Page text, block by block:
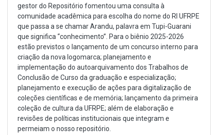
gestor do Repositório fomentou uma consulta à
comunidade acadêmica para escolha do nome do RI UFRPE
que passa a se chamar Arandu, palavra em Tupi-Guarani
que significa “conhecimento”. Para o biênio 2025-2026
estão previstos o lançamento de um concurso interno para
criação da nova logomarca; planejamento e
implementação do autoarquivamento dos Trabalhos de
Conclusão de Curso da graduação e especialização;
planejamento e execução de ações para digitalização de
coleções científicas e de memória; lançamento da primeira
coleção de cultura da UFRPE; além de elaboração e
revisões de políticas institucionais que integram e
permeiam o nosso repositório.